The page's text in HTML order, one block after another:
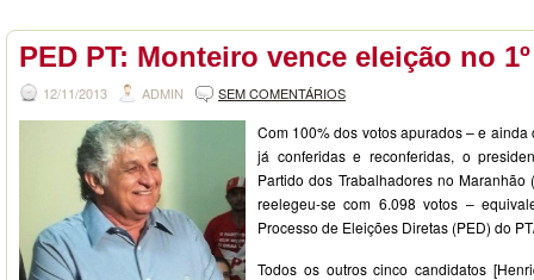
PED PT: Monteiro vence eleição no
12/11/2013 ADMIN SEM COMENTÁRIOS
Com 100% dos votos apurados – e
já conferidas e reconferidas, o
Partido dos Trabalhadores no Maranhão
reelegeu-se com 6.098 votos –
Processo de Eleições Diretas (PED) do
Todos os outros cinco candidatos